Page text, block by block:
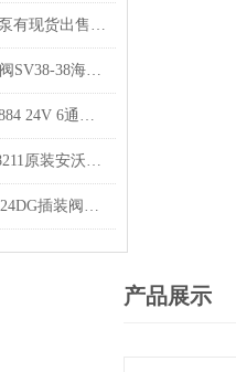
原装哈维柱塞泵R2.5A油泵有现货出售hawe选购
原装HYDRAFORCE插装阀SV38-38海德福斯电磁阀
力士乐直流线圈R900221884 24V 6通径线圈选购
优势供应Aventics0820058211原装安沃驰气动
海德福斯SV12-28M-0-N-24DG插装阀资料SV12-20-0-N
产品展示